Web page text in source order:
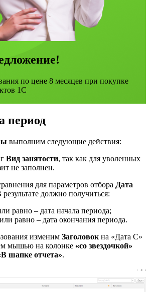
по цене 8 месяцев при покупке
1С
период
выполним следующие действия:
Вид занятости, так как для уволенных
не заполнен.
для параметров отбора Дата
результате должно получиться:
равно – дата начала периода;
равно – дата окончания периода.
изменим Заголовок на «Дата С»
мышью на колонке «со звездочкой»
шапке отчета».